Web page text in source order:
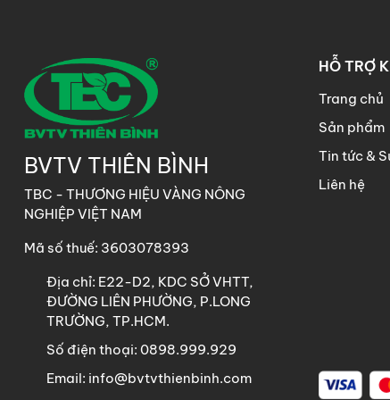
BVTV THIÊN BÌNH
TBC - THƯƠNG HIỆU VÀNG NÔNG
NGHIỆP VIỆT NAM
Mã số thuế: 3603078393
Địa chỉ: E22-D2, KDC SỞ VHTT,
ĐƯỜNG LIÊN PHƯỜNG, P.LONG
TRƯỜNG, TP.HCM.
Số điện thoại: 0898.999.929
Email: info@bvtvthienbinh.com
HỖ TRỢ
Trang chủ
Sản phẩm
Tin tức &
Liên hệ